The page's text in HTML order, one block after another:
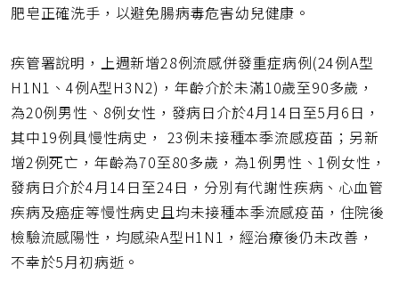
肥皂正確洗手，以避免腸病毒危害幼兒健康。
疾管署說明，上週新增28例流感併發重症病例(24例A型
H1N1、4例A型H3N2)，年齡介於未滿10歲至90多歲，
為20例男性、8例女性，發病日介於4月14日至5月6日，
其中19例具慢性病史， 23例未接種本季流感疫苗；另新
增2例死亡，年齡為70至80多歲，為1例男性、1例女性，
發病日介於4月14日至24日，分別有代謝性疾病、心血管
疾病及癌症等慢性病史且均未接種本季流感疫苗，住院後
檢驗流感陽性，均感染A型H1N1，經治療後仍未改善，
不幸於5月初病逝。